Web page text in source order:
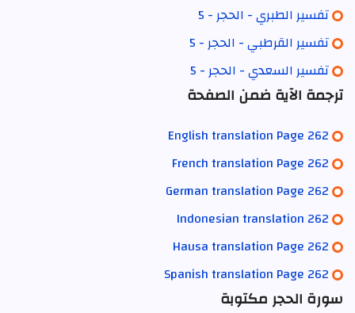
تفسير الطبري - الحجر - 5
تفسير القرطبي - الحجر - 5
تفسير السعدي - الحجر - 5
ترجمة الآية ضمن الصفحة
English translation Page 262
French translation Page 262
German translation Page 262
Indonesian translation 262
Hausa translation Page 262
Spanish translation Page 262
سورة الحجر مكتوبة